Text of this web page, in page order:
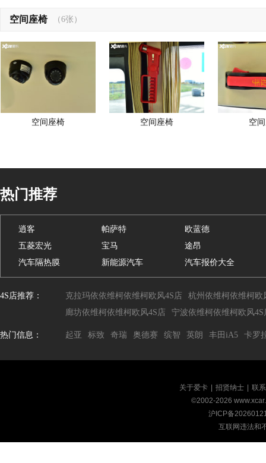
空间座椅 （6张）
空间座椅 空间座椅 空
热门推荐
逍客 帕萨特
欧蓝德
五菱宏光
宝马
途昂
汽车隔热膜
新能源汽车 汽车报价大全
4S店推荐： 克拉玛依依维柯依维柯欧风4S店
杭州依维柯依维柯欧
廊坊依维柯依维柯欧风4S店
宁波依维柯依维柯欧风4S
热门信息： 起亚 标致 奇瑞 奥德赛 缤智 英朗 丰田iA5 卡罗
关于爱卡 招贤纳士
联
©2002-2026
沪ICP备
互联网违法和